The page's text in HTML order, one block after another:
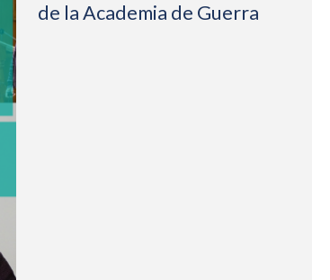
de la Academia de Guerra